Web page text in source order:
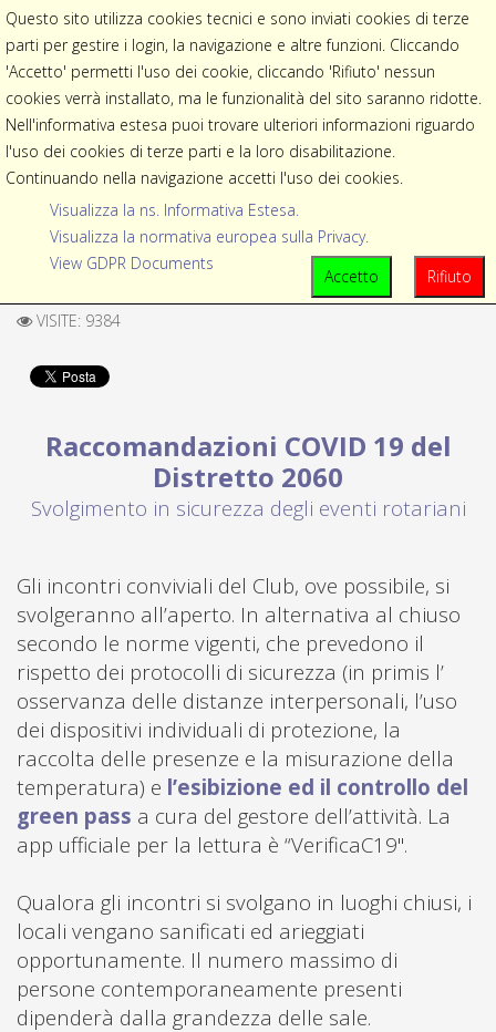
EVENTI DISTRETTO 2060 trento@rotary2060.org
VISITE: 9384
Raccomandazioni COVID 19 del
Distretto 2060
Svolgimento in sicurezza degli eventi rotariani
Gli incontri conviviali del Club, ove possibile, si
svolgeranno all’aperto. In alternativa al chiuso
secondo le norme vigenti, che prevedono il
rispetto dei protocolli di sicurezza (in primis l’
osservanza delle distanze interpersonali, l’uso
dei dispositivi individuali di protezione, la
raccolta delle presenze e la misurazione della
temperatura) e l’esibizione ed il controllo del
green pass a cura del gestore dell’attività. La
app ufficiale per la lettura è “VerificaC19".
Qualora gli incontri si svolgano in luoghi chiusi, i
locali vengano sanificati ed arieggiati
opportunamente. Il numero massimo di
persone contemporaneamente presenti
dipenderà dalla grandezza delle sale.
Questo sito utilizza cookies tecnici e sono inviati cookies di terze
parti per gestire i login, la navigazione e altre funzioni. Cliccando
'Accetto' permetti l'uso dei cookie, cliccando 'Rifiuto' nessun
cookies verrà installato, ma le funzionalità del sito saranno ridotte.
Nell'informativa estesa puoi trovare ulteriori informazioni riguardo
l'uso dei cookies di terze parti e la loro disabilitazione.
Continuando nella navigazione accetti l'uso dei cookies.
Visualizza la ns. Informativa Estesa.
Visualizza la normativa europea sulla Privacy.
View GDPR Documents
Rifiuto
Accetto